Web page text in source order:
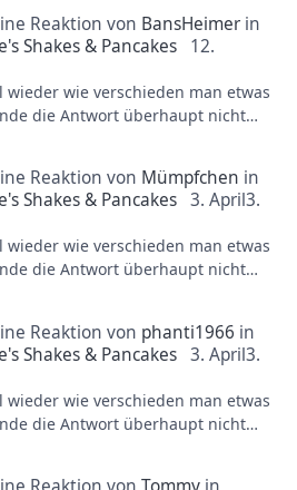
Abriss vom Bauhof. Abriss der
der Parkplätze die dem Park
anderen Parkplätze. Abriss der
Reaktion von BansHeimer in
Shakes & Pancakes
12.
wieder wie verschieden man etwas
die Antwort überhaupt nicht
Reaktion von Mümpfchen in
Shakes & Pancakes 3. April3.
wieder wie verschieden man etwas
die Antwort überhaupt nicht
Reaktion von phanti1966 in
Shakes & Pancakes 3. April3.
wieder wie verschieden man etwas
die Antwort überhaupt nicht